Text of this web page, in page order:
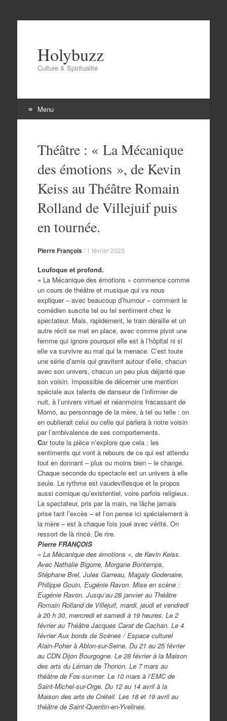
Holybuzz
Culture & Spiritualité
Menu
contenuThéâtre : « La Mécanique
des émotions », de Kevin
Keiss au Théâtre Romain
Rolland de Villejuif puis
en tournée.
Pierre François/ 1 février 2023
Loufoque et profond.
« La Mécanique des émotions » commence comme
un cours de théâtre et musique qui va nous
expliquer – avec beaucoup d’humour – comment le
comédien suscite tel ou tel sentiment chez le
spectateur. Mais, rapidement, le train déraille et un
autre récit se met en place, avec comme pivot une
femme qui ignore pourquoi elle est à l’hôpital ni si
elle va survivre au mal qui la menace. C’est toute
une série d’amis qui gravitent autour d’elle, chacun
avec son univers, chacun un peu plus déjanté que
son voisin. Impossible de décerner une mention
spéciale aux talents de danseur de l’infirmier de
nuit, à l’univers virtuel et néanmoins fracassant de
Momo, au personnage de la mère, à tel ou telle : on
en oublierait celui ou celle qui parlera à notre voisin
par l’ambivalence de ses comportements.
Car toute la pièce n’explore que cela : les
sentiments qui vont à rebours de ce qui est attendu
tout en donnant – plus ou moins bien – le change.
Chaque seconde du spectacle est un univers à elle
seule. Le rythme est vaudevillesque et le propos
aussi comique qu’existentiel, voire parfois religieux.
Le spectateur, pris par la main, ne lâche jamais
prise tant l’excès – et l’on pense ici spécialement à
la mère – est à chaque fois joué avec vérité. On
ressort de là rincé. De rire.
Pierre FRANÇOIS
« La Mécanique des émotions », de Kevin Keiss.
Avec Nathalie Bigorre, Morgane Bontemps,
Stéphane Brel, Jules Garreau, Magaly Godenaire,
Philippe Gouin, Eugénie Ravon. Mise en scène :
Eugénie Ravon. Jusqu’au 28 janvier au Théâtre
Romain Rolland de Villejuif, mardi, jeudi et vendredi
à 20 h 30, mercredi et samedi à 19 heures. Le 2
février au Théâtre Jacques Carat de Cachan. Le 4
février Aux bords de Scènes / Espace culturel
Alain-Poher à Ablon-sur-Seine. Du 21 au 25 février
au CDN Dijon Bourgogne. Le 28 février à la Maison
des arts du Léman de Thonon. Le 7 mars au
théâtre de Fos-sur-mer. Le 10 mars à l’EMC de
Saint-Michel-sur-Orge. Du 12 au 14 avril à la
Maison des arts de Créteil. Les 18 et 19 avril au
théâtre de Saint-Quentin-en-Yvelines.